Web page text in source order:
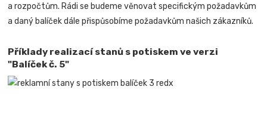
a rozpočtům. Rádi se budeme věnovat specifickým požadavkům
a daný balíček dále přispůsobíme požadavkům našich zákazníků.
Příklady realizací stanů s potiskem ve verzi
"Balíček č. 5"